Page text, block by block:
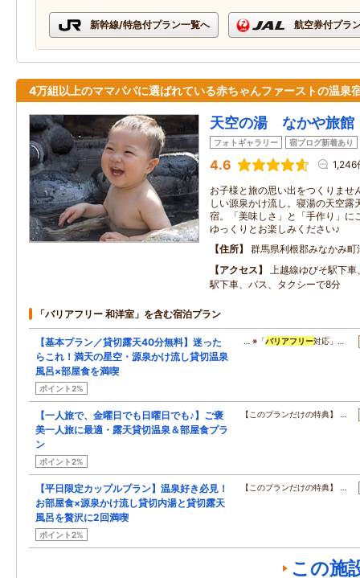
新幹線/特急付プラン一覧へ 航空券付プラ
4万組以上のママパパに選ばれている赤ちゃんファーストの温泉
天空の湯 なかや旅館
フォトギャラリー 宿ブログ新着あり
4.6 1,246
お子様と旅の思い出をつくりませ
しい源泉かけ流し。寝湯の天空露
宿。「美味しさ」と「手作り」に
ゆっくりとお楽しみください♪
住所
群馬県利根郡みなかみ
アクセス
上越線ゆびそ駅下
駅下車、バス、タクシーで8分
「バリアフリー 和洋室」を含む宿泊プラン
【基本プラン／貸切露天40分無料】迷った
らこれ！満天の星空・源泉かけ流し貸切温泉
風呂×部屋食を満喫
ポイント2%
… ※「バリアフリー対応」…
【一人旅で、金曜日でも日曜日でも♪】ご褒
美一人旅に最適・露天貸切温泉＆部屋食プラ
ン
ポイント2%
【このプランだけの特典】 …
【平日限定カップルプラン】温泉好き必見！
お部屋食×源泉かけ流し貸切内湯と貸切露天
風呂を贅沢に2回満喫
ポイント2%
【このプランだけの特典】 …
この施